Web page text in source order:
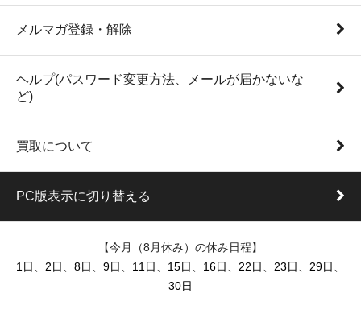
メルマガ登録・解除
ヘルプ(パスワード変更方法、メールが届かないな
ど)
買取について
PC版表示に切り替える
【今月（8月休み）の休み日程】
1日、2日、8日、9日、11日、15日、16日、22日、23日、29日、
30日